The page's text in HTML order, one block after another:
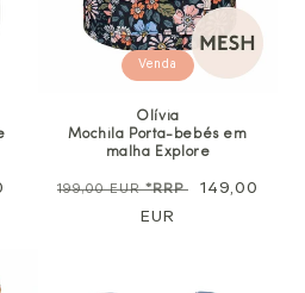
Venda
Olívia
Mochila Porta-bebés em
malha Explore
Preço
199,00 EUR*RRP
Preço
149,00
EUR